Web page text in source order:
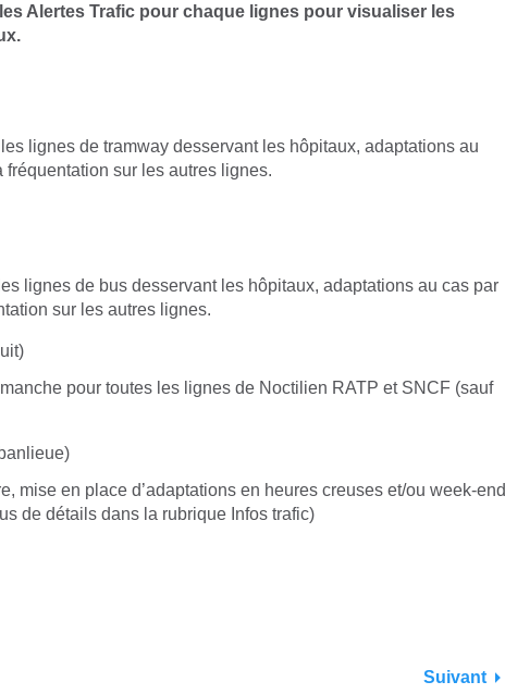
Alertes Trafic pour chaque lignes pour visualiser les
lignes de tramway desservant les hôpitaux, adaptations au
sur les autres lignes.
lignes de bus desservant les hôpitaux, adaptations au cas par
sur les autres lignes.
pour toutes les lignes de Noctilien RATP et SNCF (sauf
mise en place d’adaptations en heures creuses et/ou week-end
de détails dans la rubrique Infos trafic)
Suivant